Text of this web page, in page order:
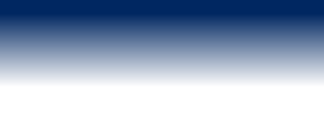
Zum
Inhalt
springen